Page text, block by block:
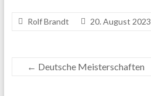
Rolf Brandt 20. August 2023
← Deutsche Meisterschaften